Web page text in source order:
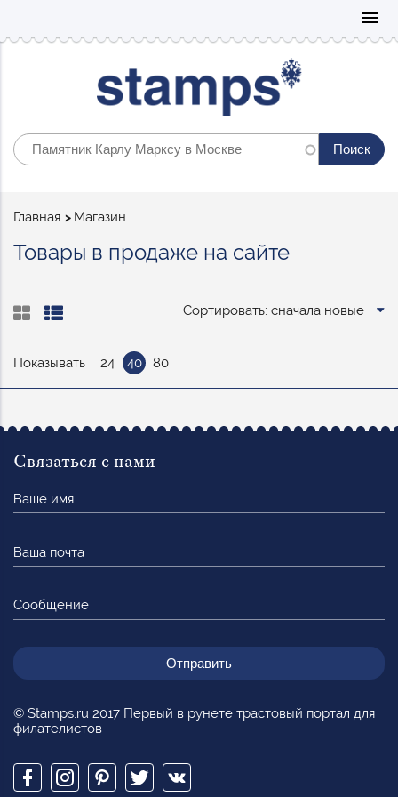
menu
Строка
Главная Магазин
Товары в продаже на сайте
Сортировать: сначала новые
Показывать 24 40 80
© Stamps.ru 2017 Первый в рунете трастовый портал для
филателистов
Связаться с нами
имя
почта
Сообщение